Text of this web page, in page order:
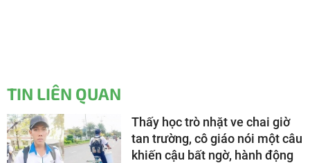
TIN LIÊN QUAN
Thấy học trò nhặt ve chai giờ
tan trường, cô giáo nói một câu
khiến cậu bất ngờ, hành động